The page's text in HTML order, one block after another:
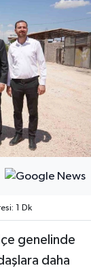
1 Dk
genelinde
daha